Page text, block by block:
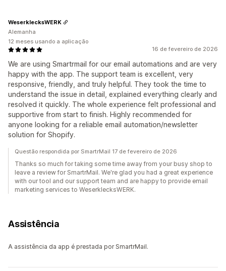
16 de fevereiro de 2026
We are using Smartrmail for our email automations and are very
happy with the app. The support team is excellent, very
responsive, friendly, and truly helpful. They took the time to
understand the issue in detail, explained everything clearly and
resolved it quickly. The whole experience felt professional and
supportive from start to finish. Highly recommended for
anyone looking for a reliable email automation/newsletter
solution for Shopify.
WeserklecksWERK
Alemanha
12 meses usando a aplicação
Questão respondida por SmartrMail 17 de fevereiro de 2026
Thanks so much for taking some time away from your busy shop to
leave a review for SmartrMail. We're glad you had a great experience
with our tool and our support team and are happy to provide email
marketing services to WeserklecksWERK.
Assistência
A assistência da app é prestada por SmartrMail.